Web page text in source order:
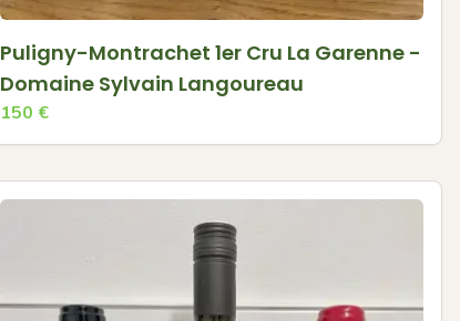
Puligny-Montrachet 1er Cru La Garenne -
Domaine Sylvain Langoureau
150 €